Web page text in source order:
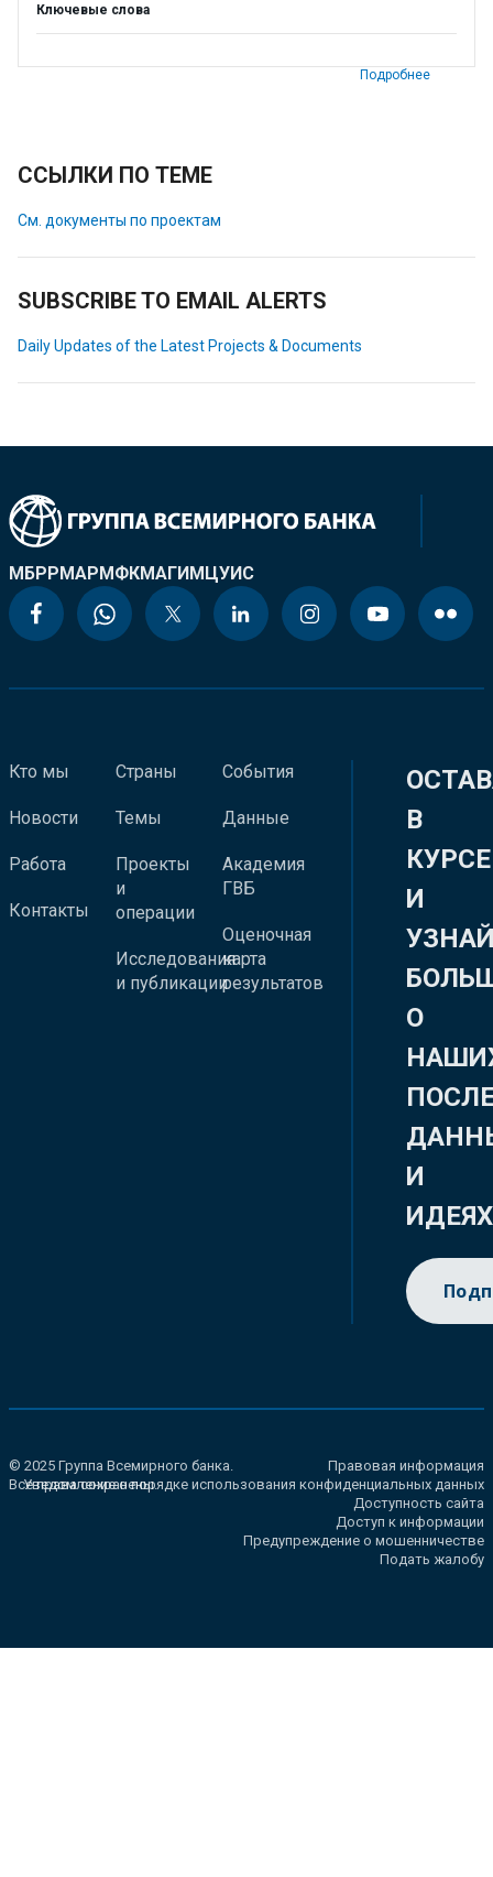
Ключевые слова
Подробнее
ССЫЛКИ ПО ТЕМЕ
См. документы по проектам
SUBSCRIBE TO EMAIL ALERTS
Daily Updates of the Latest Projects & Documents
МБРРМАРМФКМАГИМЦУИС
Кто мы
Новости
Работа
Контакты
Страны
Темы
Проекты
и
операции
Исследования
и публикации
События
Данные
Академия
ГВБ
Оценочная
карта
результатов
В
КУРСЕ
И
О
И
ИДЕЯХ
© 2025 Группа Всемирного банка.
Все права сохранены.
Правовая информация
Уведомление о порядке использования конфиденциальных данных
Доступность сайта
Доступ к информации
Предупреждение о мошенничестве
Подать жалобу